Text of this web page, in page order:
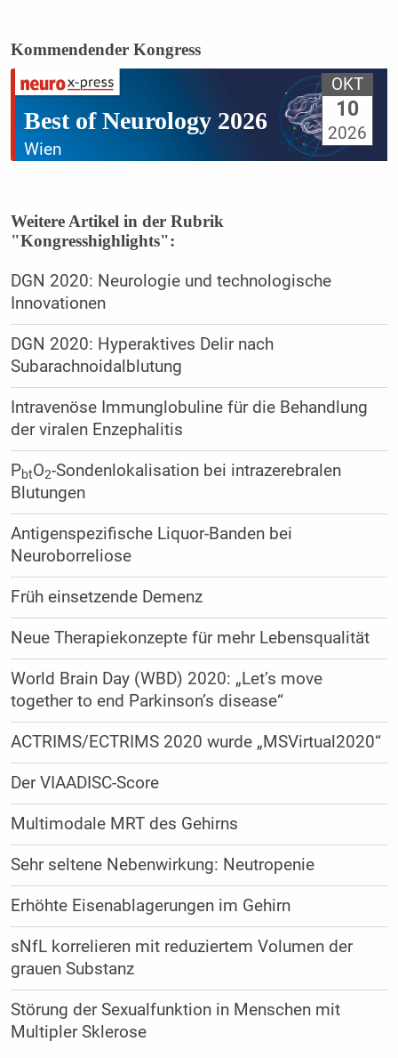
Kommendender Kongress
Best of Neurology 2026
Wien
OKT
10
2026
Weitere Artikel in der Rubrik
"Kongresshighlights":
DGN 2020: Neurologie und technologische
Innovationen
DGN 2020: Hyperaktives Delir nach
Subarachnoidalblutung
Intravenöse Immunglobuline für die Behandlung
der viralen Enzephalitis
PbtO2-Sondenlokalisation bei intrazerebralen
Blutungen
Antigenspezifische Liquor-Banden bei
Neuroborreliose
Früh einsetzende Demenz
Neue Therapiekonzepte für mehr Lebensqualität
World Brain Day (WBD) 2020: „Let’s move
together to end Parkinson’s disease“
ACTRIMS/ECTRIMS 2020 wurde „MSVirtual2020“
Der VIAADISC-Score
Multimodale MRT des Gehirns
Sehr seltene Nebenwirkung: Neutropenie
Erhöhte Eisenablagerungen im Gehirn
sNfL korrelieren mit reduziertem Volumen der
grauen Substanz
Störung der Sexualfunktion in Menschen mit
Multipler Sklerose